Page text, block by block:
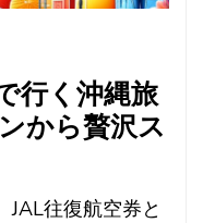
行く沖縄旅
から贅沢ス
往復航空券と